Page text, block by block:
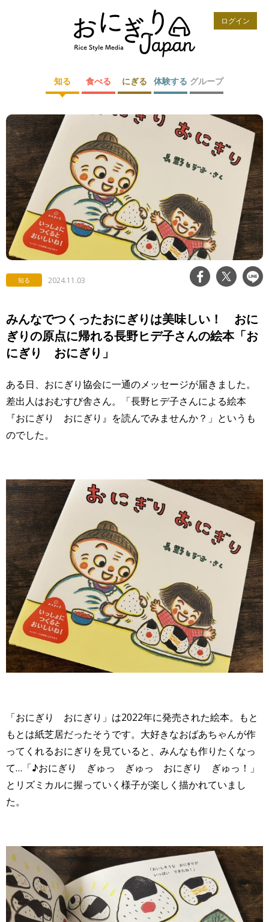
ログイン
知る 食べる にぎる 体験する グループ
知る 2024.11.03
みんなでつくったおにぎりは美味しい！ おに
ぎりの原点に帰れる長野ヒデ子さんの絵本「お
にぎり おにぎり」
ある日、おにぎり協会に一通のメッセージが届きました。
差出人はおむすび舎さん。「長野ヒデ子さんによる絵本
『おにぎり おにぎり』を読んでみませんか？」というも
のでした。
「おにぎり おにぎり」は2022年に発売された絵本。もと
もとは紙芝居だったそうです。大好きなおばあちゃんが作
ってくれるおにぎりを見ていると、みんなも作りたくなっ
て…「♪おにぎり ぎゅっ ぎゅっ おにぎり ぎゅっ！」
とリズミカルに握っていく様子が楽しく描かれていまし
た。